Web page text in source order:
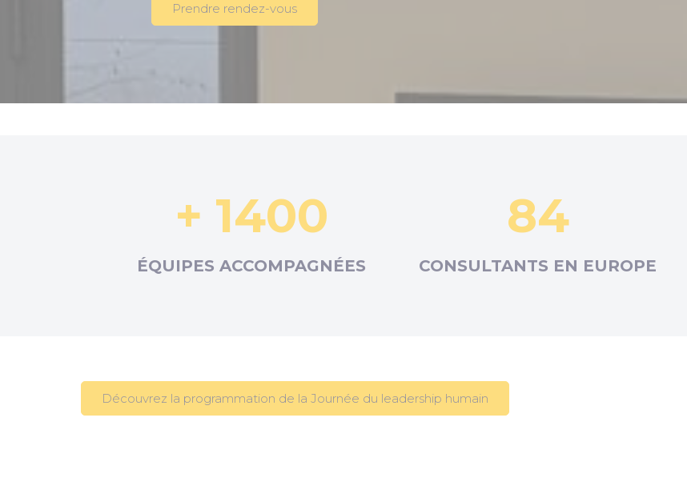
Prendre rendez-vous
+ 1400
ÉQUIPES ACCOMPAGNÉES
84
CONSULTANTS EN EUROPE
Découvrez la programmation de la Journée du leadership humain